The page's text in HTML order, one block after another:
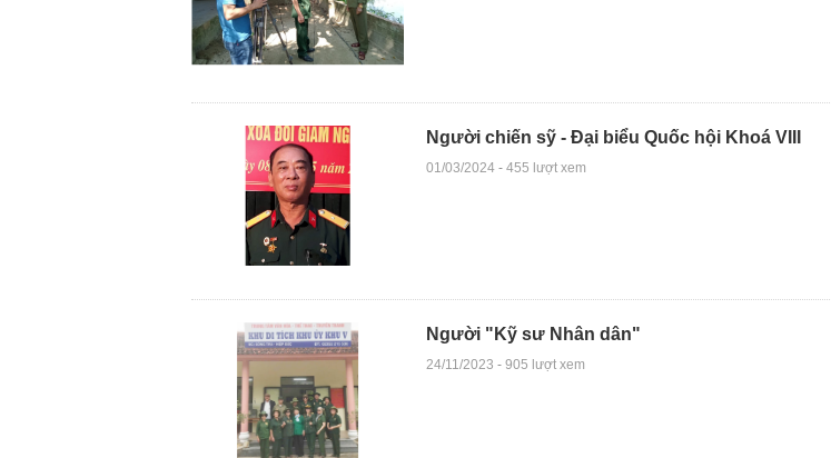
Người chiến sỹ - Đại biểu Quốc hội Khoá VIII
01/03/2024 - 455 lượt xem
Người "Kỹ sư Nhân dân"
24/11/2023 - 905 lượt xem